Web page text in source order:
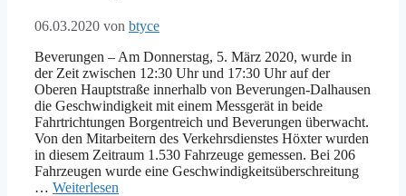
06.03.2020 von btyce
Beverungen – Am Donnerstag, 5. März 2020, wurde in
der Zeit zwischen 12:30 Uhr und 17:30 Uhr auf der
Oberen Hauptstraße innerhalb von Beverungen-Dalhausen
die Geschwindigkeit mit einem Messgerät in beide
Fahrtrichtungen Borgentreich und Beverungen überwacht.
Von den Mitarbeitern des Verkehrsdienstes Höxter wurden
in diesem Zeitraum 1.530 Fahrzeuge gemessen. Bei 206
Fahrzeugen wurde eine Geschwindigkeitsüberschreitung
… Weiterlesen